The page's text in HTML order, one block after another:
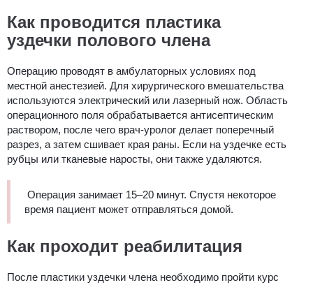
Как проводится пластика
уздечки полового члена
Операцию проводят в амбулаторных условиях под
местной анестезией. Для хирургического вмешательства
используются электрический или лазерный нож. Область
операционного поля обрабатывается антисептическим
раствором, после чего врач-уролог делает поперечный
разрез, а затем сшивает края раны. Если на уздечке есть
рубцы или тканевые наросты, они также удаляются.
Операция занимает 15–20 минут. Спустя некоторое
время пациент может отправляться домой.
Как проходит реабилитация
После пластики уздечки члена необходимо пройти курс